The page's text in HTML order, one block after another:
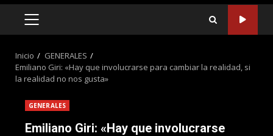
MENÚ
Inicio
GENERALES
Emiliano Giri: «Hay que involucrarse para cambiar la realidad, si
la realidad no nos gusta»
GENERALES
Emiliano Giri: «Hay que involucrarse